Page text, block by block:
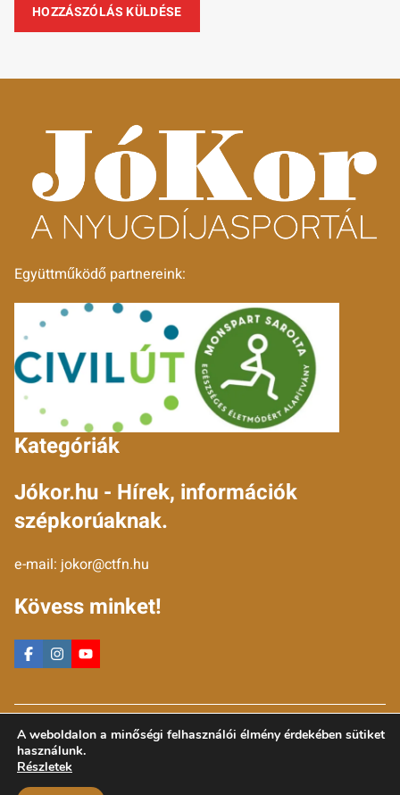
Együttműködő partnereink:
Kategóriák
Jókor.hu - Hírek, információk
szépkorúaknak.
e-mail: jokor@ctfn.hu
Kövess minket!
Copyright © 2024 jokor.hu. Minden jog fenntartva.
A weboldalon a minőségi felhasználói élmény érdekében sütiket
használunk.
Részletek